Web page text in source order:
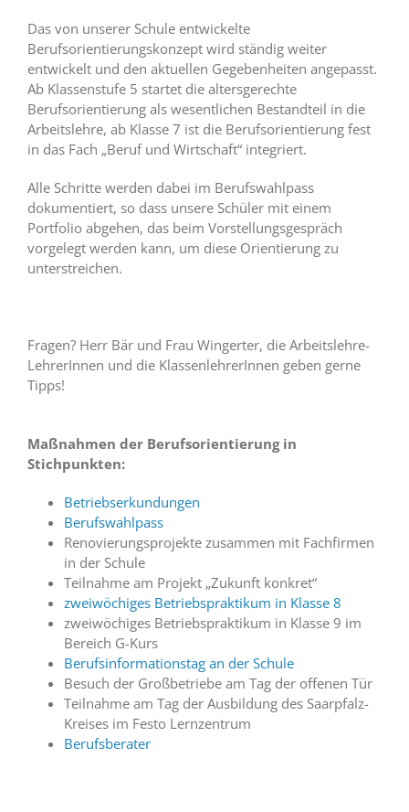
Das von unserer Schule entwickelte
Berufsorientierungskonzept wird ständig weiter
entwickelt und den aktuellen Gegebenheiten angepasst.
Ab Klassenstufe 5 startet die altersgerechte
Berufsorientierung als wesentlichen Bestandteil in die
Arbeitslehre, ab Klasse 7 ist die Berufsorientierung fest
in das Fach „Beruf und Wirtschaft“ integriert.
Alle Schritte werden dabei im Berufswahlpass
dokumentiert, so dass unsere Schüler mit einem
Portfolio abgehen, das beim Vorstellungsgespräch
vorgelegt werden kann, um diese Orientierung zu
unterstreichen.
Fragen? Herr Bär und Frau Wingerter, die Arbeitslehre-
LehrerInnen und die KlassenlehrerInnen geben gerne
Tipps!
Maßnahmen der Berufsorientierung in
Stichpunkten:
Betriebserkundungen
Berufswahlpass
Renovierungsprojekte zusammen mit Fachfirmen
in der Schule
Teilnahme am Projekt „Zukunft konkret“
zweiwöchiges Betriebspraktikum in Klasse 8
zweiwöchiges Betriebspraktikum in Klasse 9 im
Bereich G-Kurs
Berufsinformationstag an der Schule
Besuch der Großbetriebe am Tag der offenen Tür
Teilnahme am Tag der Ausbildung des Saarpfalz-
Kreises im Festo Lernzentrum
Berufsberater